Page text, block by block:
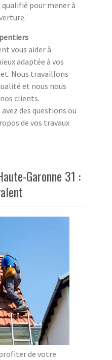
pour mener à
vous aider à
adaptée à vos
Nous travaillons
et nous nous
clients.
des questions ou
de vos travaux
Garonne 31 :
de votre